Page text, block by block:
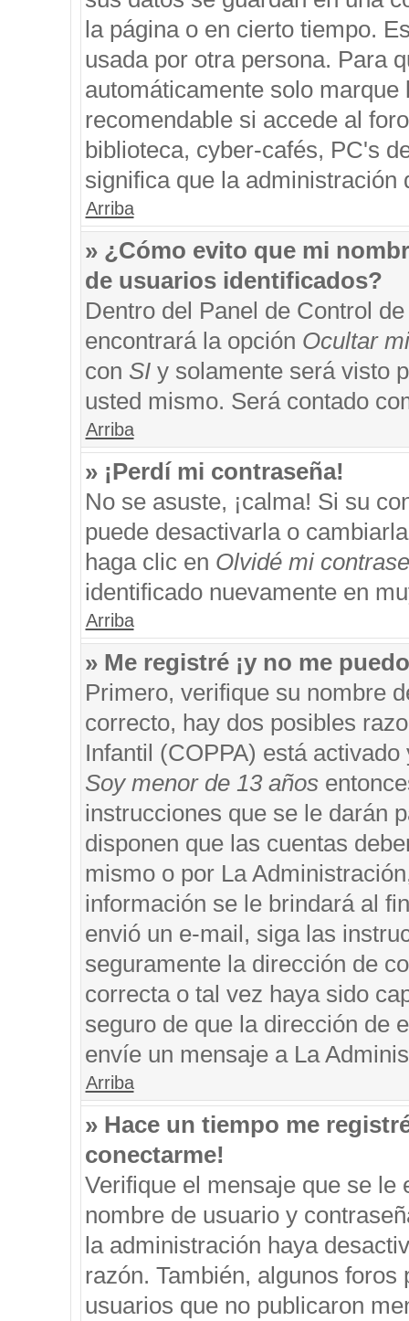
la página o en cierto tiempo.
usada por otra persona. Para
automáticamente solo
recomendable si accede al
biblioteca, cyber-cafés, PC's
significa que la administración
Arriba
» ¿Cómo evito que mi
de usuarios identificados?
Dentro del Panel de Control
encontrará la opción Ocultar
con SIy solamente será visto
usted mismo. Será contado
Arriba
» ¡Perdí mi contraseña!
No se asuste, ¡calma! Si su
puede desactivarla o
haga clic en Olvidé mi
identificado nuevamente en
Arriba
» Me registré ¡y no me
Primero, verifique su nombre
correcto, hay dos posibles
Infantil (COPPA) está
Soy menor de 13 años
instrucciones que se le darán
disponen que las cuentas
mismo o por La
información se le brindará al
envió un e-mail, siga las
seguramente la dirección de
correcta o tal vez haya sido
seguro de que la dirección de
envíe un mensaje a La
Arriba
» Hace un tiempo me
conectarme!
Verifique el mensaje que se
nombre de usuario y
la administración haya
razón. También, algunos
usuarios que no publicaron